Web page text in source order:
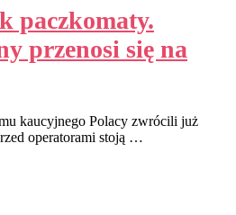
paczkomaty.
przenosi się na
kaucyjnego Polacy zwrócili już
operatorami stoją …